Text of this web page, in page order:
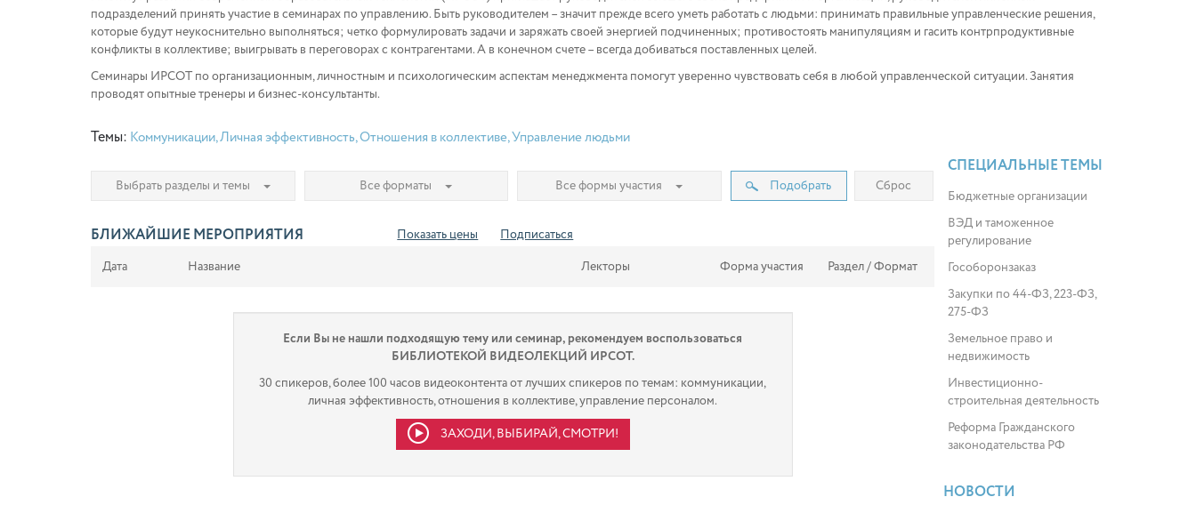
подразделений принять участие в семинарах по управлению. Быть руководителем – значит прежде всего уметь работать с людьми: принимать правильные управленческие решения,
которые будут неукоснительно выполняться; четко формулировать задачи и заряжать своей энергией подчиненных; противостоять манипуляциям и гасить контрпродуктивные
конфликты в коллективе; выигрывать в переговорах с контрагентами. А в конечном счете – всегда добиваться поставленных целей.
Семинары ИРСОТ по организационным, личностным и психологическим аспектам менеджмента помогут уверенно чувствовать себя в любой управленческой ситуации. Занятия
проводят опытные тренеры и бизнес-консультанты.
Темы: Коммуникации,Личная эффективность,Отношения в коллективе,Управление людьми
Выбрать разделы и темы Все форматы Все формы участия Подобрать Сброс
БЛИЖАЙШИЕ МЕРОПРИЯТИЯ Показать цены
Подписаться
Дата
Название Лекторы Форма участия Раздел / Формат
Если Вы не нашли подходящую тему или семинар, рекомендуем воспользоваться
БИБЛИОТЕКОЙ ВИДЕОЛЕКЦИЙ ИРСОТ.
30 спикеров, более 100 часов видеоконтента от лучших спикеров по темам: коммуникации,
личная эффективность, отношения в коллективе, управление персоналом.
ЗАХОДИ, ВЫБИРАЙ, СМОТРИ!
СПЕЦИАЛЬНЫЕ ТЕМЫ
Бюджетные организации
ВЭД и таможенное
регулирование
Гособоронзаказ
Закупки по 44-ФЗ, 223-ФЗ,
275-ФЗ
Земельное право и
недвижимость
Инвестиционно-
строительная деятельность
Реформа Гражданского
законодательства РФ
НОВОСТИ